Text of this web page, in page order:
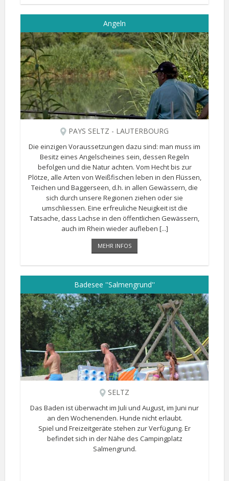
Angeln
PAYS SELTZ - LAUTERBOURG
Die einzigen Voraussetzungen dazu sind: man muss im
Besitz eines Angelscheines sein, dessen Regeln
befolgen und die Natur achten. Vom Hecht bis zur
Plötze, alle Arten von Weißfischen leben in den Flüssen,
Teichen und Baggerseen, d.h. in allen Gewässern, die
sich durch unsere Regionen ziehen oder sie
umschliessen. Eine erfreuliche Neuigkeit ist die
Tatsache, dass Lachse in den öffentlichen Gewässern,
auch im Rhein wieder aufleben [...]
MEHR INFOS
Badesee ''Salmengrund''
SELTZ
Das Baden ist überwacht im Juli und August, im Juni nur
an den Wochenenden. Hunde nicht erlaubt.
Spiel und Freizeitgeräte stehen zur Verfügung. Er
befindet sich in der Nähe des Campingplatz
Salmengrund.